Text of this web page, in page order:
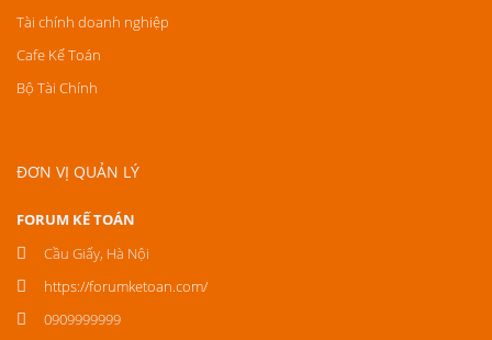
Tài chính doanh nghiệp
Cafe Kế Toán
Bộ Tài Chính
ĐƠN VỊ QUẢN LÝ
FORUM KẾ TOÁN
Cầu Giấy, Hà Nội
https://forumketoan.com/
0909999999